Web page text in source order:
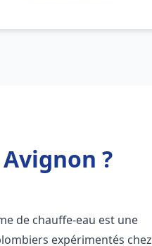
?
de chauffe-eau est une
expérimentés chez